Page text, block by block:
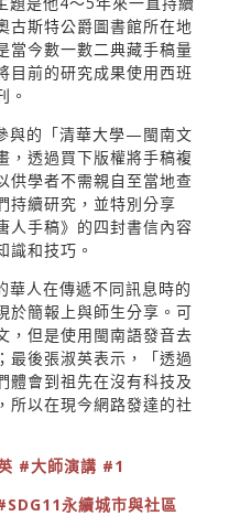
古斯特公爵圖書館所在地
當今數一數二典藏手稿量
目前的研究成果使用西班
。
與的「清華大學—閩南文
，透過買下版權將手稿複
供學者不需親自至當地查
持續研究，並特別分享
人手稿》的四封書信內容
識和技巧。
華人在傳遞不同訊息時的
於簡報上與師生分享。可
，但是使用閩南語發音去
最後張淑英表示，「透過
體會到祖先在沒有科技及
所以在現今網路發達的社
#大師演講 #1
永續城市與社區